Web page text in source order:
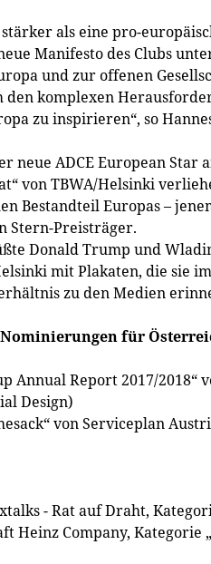
stärker als eine pro-
Manifesto des Clubs
und zur offenen
komplexen
zu inspirieren“, so
neue ADCE European Star
von TBWA/Helsinki
Bestandteil Europas –
Stern-Preisträger.
Donald Trump und
mit Plakaten, die sie
zu den Medien
für
Annual Report 2017/2018“
Design)
von Serviceplan
- Rat auf Draht,
Heinz Company,